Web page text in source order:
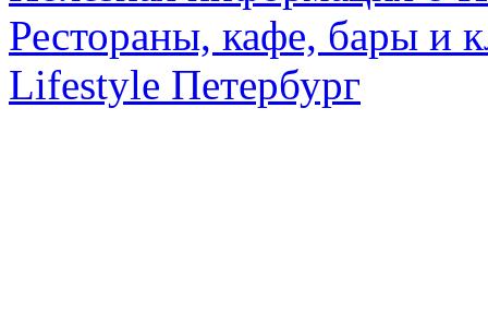
Рестораны, кафе, бары и
Lifestyle Петербург